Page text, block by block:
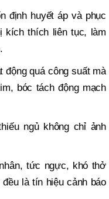
định huyết áp và phục
kích thích liên tục, làm
động quá công suất mà
bóc tách động mạch
ngủ không chỉ ảnh
tức ngực, khó thở
là tín hiệu cảnh báo